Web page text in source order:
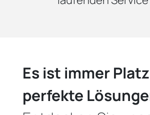
Es ist immer
perfekte